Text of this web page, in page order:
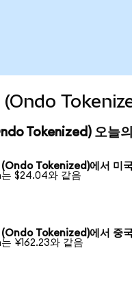
Tokenized) 오늘
Tokenized)에서 미
는 $24.04와 같음
Tokenized)에서 중
는 ¥162.23와 같음